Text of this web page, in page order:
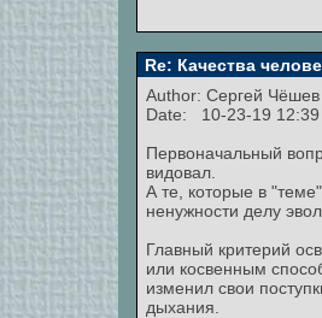
Re: Качества
Author: Сергей Чёшев
Date: 10-23-19 12:39
Первоначальный
видовал.
А те, которые в
ненужности делу
Главный критерий
или косвенным
изменил свои
дыхания.